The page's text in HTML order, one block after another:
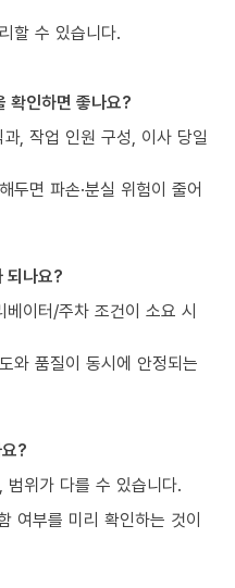
할 수 있습니다.
확인하면 좋나요?
, 작업 인원 구성, 이사 당일
두면 파손·분실 위험이 줄어
되나요?
이터/주차 조건이 소요 시
와 품질이 동시에 안정되는
?
위가 다를 수 있습니다.
여부를 미리 확인하는 것이